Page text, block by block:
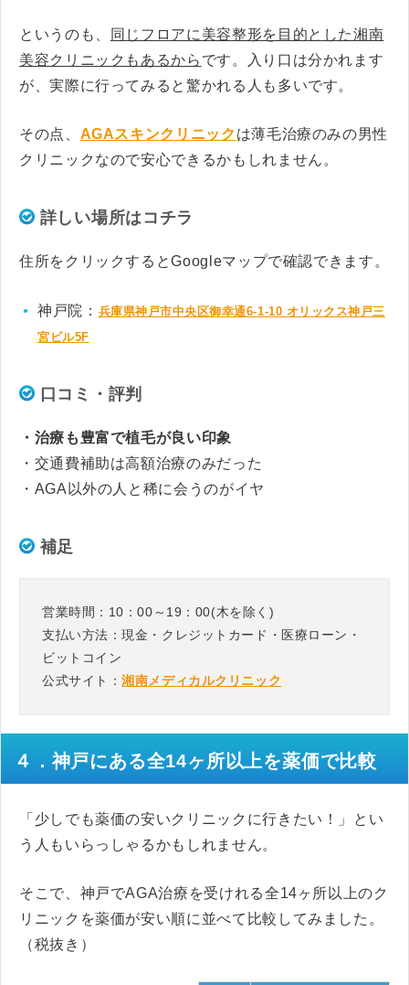
というのも、
同じフロアに美容整形を目的とした湘南
美容クリニックもあるから です。入り口は分かれます
が、実際に行ってみると驚かれる人も多いです。
その点、 AGAスキンクリニック は薄毛治療のみの男性
クリニックなので安心できるかもしれません。
詳しい場所はコチラ
住所をクリックするとGoogleマップで確認できます。
神戸院： 兵庫県神戸市中央区御幸通6-1-10 オリックス神戸三
宮ビル5F
口コミ・評判
・治療も豊富で植毛が良い印象
・交通費補助は高額治療のみだった
・AGA以外の人と稀に会うのがイヤ
補足
営業時間：10：00～19：00(木を除く)
支払い方法：現金・クレジットカード・医療ローン・
ビットコイン
公式サイト：湘南メディカルクリニック
４．神戸にある全14ヶ所以上を薬価で比較
「少しでも薬価の安いクリニックに行きたい！」とい
う人もいらっしゃるかもしれません。
そこで、神戸でAGA治療を受けれる全14ヶ所以上のク
リニックを薬価が安い順に並べて比較してみました。
（税抜き）